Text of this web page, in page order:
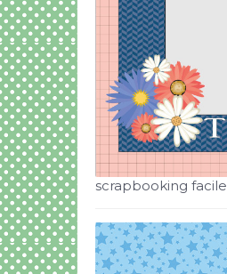
scrapbooking facile